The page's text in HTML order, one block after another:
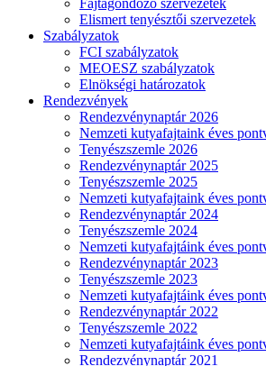
Fajtagondozó szervezetek
Elismert tenyésztői szervezetek
Szabályzatok
FCI szabályzatok
MEOESZ szabályzatok
Elnökségi határozatok
Rendezvények
Rendezvénynaptár 2026
Nemzeti kutyafajtaink éves
Tenyészszemle 2026
Rendezvénynaptár 2025
Tenyészszemle 2025
Nemzeti kutyafajtaink éves
Rendezvénynaptár 2024
Tenyészszemle 2024
Nemzeti kutyafajtáink éves
Rendezvénynaptár 2023
Tenyészszemle 2023
Nemzeti kutyafajtáink éves
Rendezvénynaptár 2022
Tenyészszemle 2022
Nemzeti kutyafajtáink éves
Rendezvénynaptár 2021